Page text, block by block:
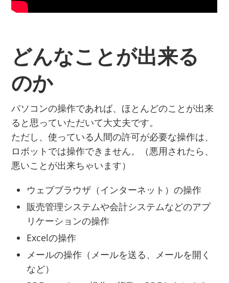
どんなことが出来る
のか
パソコンの操作であれば、ほとんどのことが出来
ると思っていただいて大丈夫です。
ただし、使っている人間の許可が必要な操作は、
ロボットでは操作できません。（悪用されたら、
悪いことが出来ちゃいます）
ウェブブラウザ（インターネット）の操作
販売管理システムや会計システムなどのアプ
リケーションの操作
Excelの操作
メールの操作（メールを送る、メールを開く
など）